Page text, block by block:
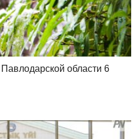
области 6